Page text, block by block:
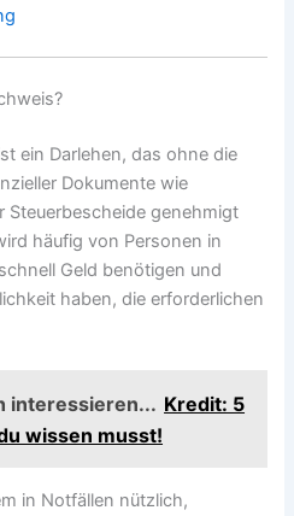
ein Darlehen, das ohne die
Dokumente wie
Steuerbescheide genehmigt
häufig von Personen in
Geld benötigen und
haben, die erforderlichen
interessieren... Kredit: 5
wissen musst!
in Notfällen nützlich,